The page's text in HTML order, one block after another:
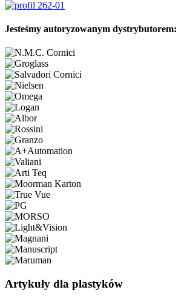
Jesteśmy autoryzowanym dystrybutorem:
Artykuły dla plastyków